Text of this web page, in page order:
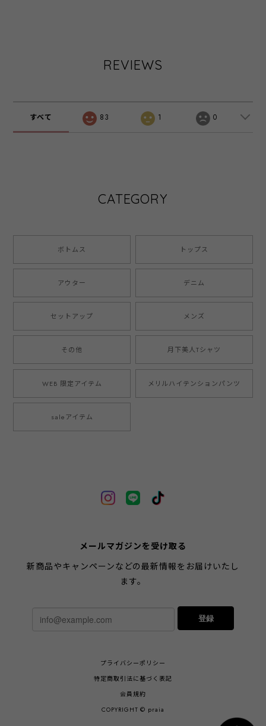
REVIEWS
すべて 83 1 0
CATEGORY
ボトムス トップス
アウター デニム
セットアップ メンズ
その他 月下美人Tシャツ
WEB 限定アイテム メリルハイテンションパンツ
saleアイテム
メールマガジンを受け取る
新商品やキャンペーンなどの最新情報をお届けいたし
ます。
登録
プライバシーポリシー
特定商取引法に基づく表記
会員規約
COPYRIGHT © praia